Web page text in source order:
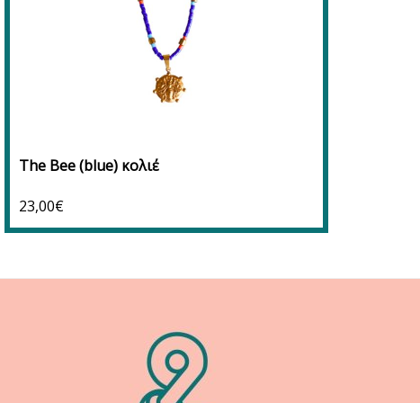
Προσθήκη στο καλάθι
The Bee (blue) κολιέ
23,00€